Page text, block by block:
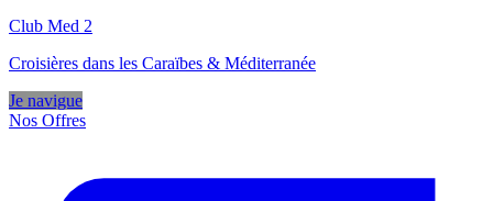
Club Med 2
Croisières dans les Caraïbes & Méditerranée
Je navigue
Nos Offres